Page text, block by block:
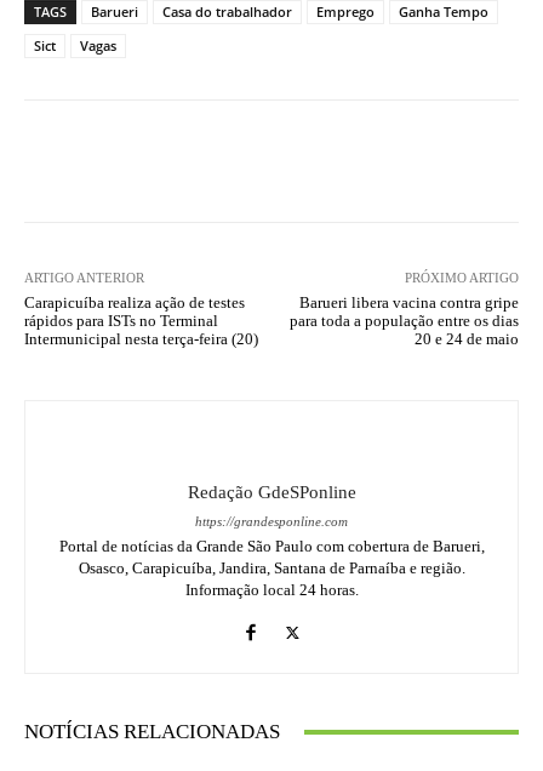
TAGS Barueri Casa do trabalhador Emprego
Ganha Tempo
Sict
Vagas
ARTIGO ANTERIOR
Carapicuíba realiza ação de testes
rápidos para ISTs no Terminal
Intermunicipal nesta terça-feira (20)
PRÓXIMO ARTIGO
Barueri libera vacina contra gripe
para toda a população entre os dias
20 e 24 de maio
Redação GdeSPonline
https://grandesponline.com
Portal de notícias da Grande São Paulo com cobertura de Barueri,
Osasco, Carapicuíba, Jandira, Santana de Parnaíba e região.
Informação local 24 horas.
NOTÍCIAS RELACIONADAS